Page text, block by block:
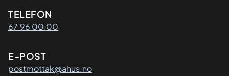
Kontaktinformasjon
TELEFON
67 96 00 00
E-POST
postmottak@ahus.no